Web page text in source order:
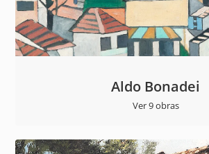
Aldo Bonadei
Ver 9 obras